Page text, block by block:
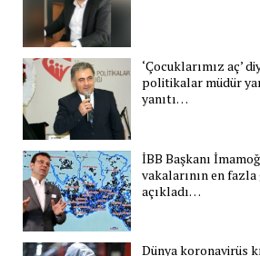
‘Çocuklarımız aç’
politikalar müdür
yanıtı…
İBB Başkanı
vakalarının en
açıkladı…
Dünya koronavirüs